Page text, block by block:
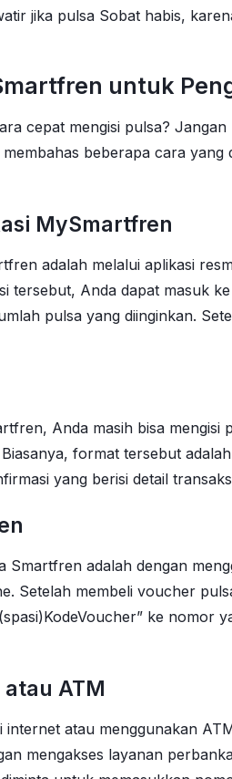
jika pulsa Sobat habis,
untuk
cepat mengisi pulsa?
beberapa cara
MySmartfren
adalah melalui aplikasi
Anda dapat masuk
pulsa yang diinginkan.
Anda masih bisa
format tersebut
yang berisi detail
adalah dengan
Setelah membeli voucher
ke
ATM
atau menggunakan
mengakses layanan